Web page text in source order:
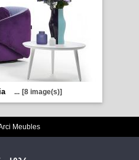
... [8 image(s)]
Meubles